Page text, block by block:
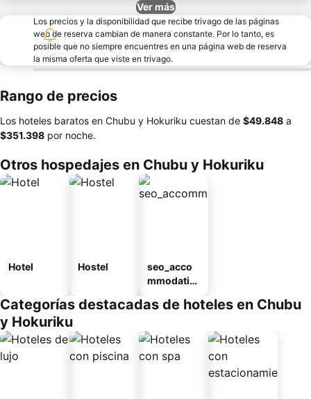
Ver más
Los precios y la disponibilidad que recibe trivago de las páginas
web de reserva cambian de manera constante. Por lo tanto, es
posible que no siempre encuentres en una página web de reserva
la misma oferta que viste en trivago.
Rango de precios
Los hoteles baratos en Chubu y Hokuriku cuestan de ‎$49.848 a
‎$351.398 por noche.
Otros hospedajes en Chubu y Hokuriku
Hotel Hostel
seo_acco
mmodatio
ousel_ryo
Categorías destacadas de hoteles en Chubu
y Hokuriku